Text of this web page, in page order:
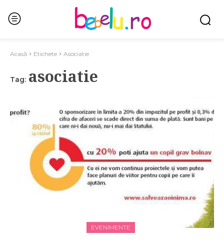
Acasă Etichete Asociatie
Tag: asociatie
EVENIMENTE